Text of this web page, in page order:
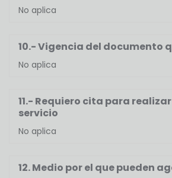
No aplica
10.- Vigencia del documento
No aplica
11.- Requiero cita para
servicio
No aplica
12. Medio por el que pueden